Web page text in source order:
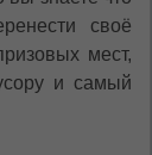
своё
мест,
и самый